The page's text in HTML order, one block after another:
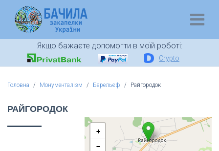
Якщо бажаєте допомогти в моїй роботі:
Crypto
Головна Монументалізм Барельєф Райгородок
РАЙГОРОДОК
+
−